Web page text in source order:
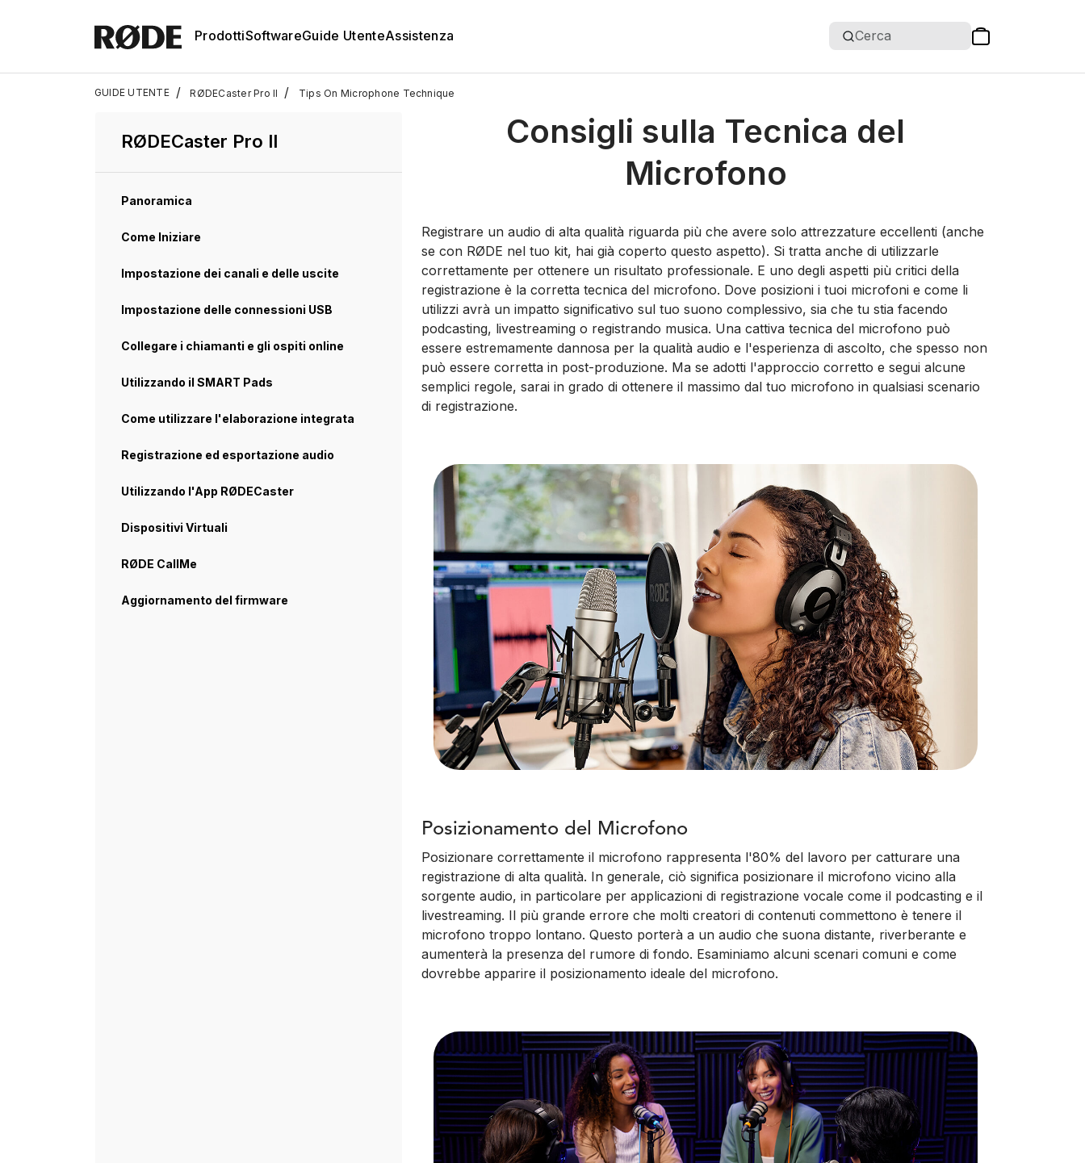
ProdottiSoftwareGuide UtenteAssistenza Cerca
GUIDE UTENTE / RØDECaster Pro II / Tips On Microphone Technique
RØDECaster Pro II
Panoramica
Come Iniziare
Impostazione dei canali e delle uscite
Impostazione delle connessioni USB
Collegare i chiamanti e gli ospiti online
Utilizzando il SMART Pads
Come utilizzare l'elaborazione integrata
Registrazione ed esportazione audio
Utilizzando l'App RØDECaster
Dispositivi Virtuali
RØDE CallMe
Aggiornamento del firmware
Consigli sulla Tecnica del
Microfono
Registrare un audio di alta qualità riguarda più che avere solo attrezzature eccellenti (anche
se con RØDE nel tuo kit, hai già coperto questo aspetto). Si tratta anche di utilizzarle
correttamente per ottenere un risultato professionale. E uno degli aspetti più critici della
registrazione è la corretta tecnica del microfono. Dove posizioni i tuoi microfoni e come li
utilizzi avrà un impatto significativo sul tuo suono complessivo, sia che tu stia facendo
podcasting, livestreaming o registrando musica. Una cattiva tecnica del microfono può
essere estremamente dannosa per la qualità audio e l'esperienza di ascolto, che spesso non
può essere corretta in post-produzione. Ma se adotti l'approccio corretto e segui alcune
semplici regole, sarai in grado di ottenere il massimo dal tuo microfono in qualsiasi scenario
di registrazione.
Posizionamento del Microfono
Posizionare correttamente il microfono rappresenta l'80% del lavoro per catturare una
registrazione di alta qualità. In generale, ciò significa posizionare il microfono vicino alla
sorgente audio, in particolare per applicazioni di registrazione vocale come il podcasting e il
livestreaming. Il più grande errore che molti creatori di contenuti commettono è tenere il
microfono troppo lontano. Questo porterà a un audio che suona distante, riverberante e
aumenterà la presenza del rumore di fondo. Esaminiamo alcuni scenari comuni e come
dovrebbe apparire il posizionamento ideale del microfono.